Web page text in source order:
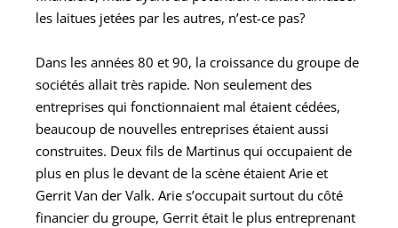
les laitues jetées par les autres, n’est-ce pas?
Dans les années 80 et 90, la croissance du groupe de
sociétés allait très rapide. Non seulement des
entreprises qui fonctionnaient mal étaient cédées,
beaucoup de nouvelles entreprises étaient aussi
construites. Deux fils de Martinus qui occupaient de
plus en plus le devant de la scène étaient Arie et
Gerrit Van der Valk. Arie s’occupait surtout du côté
financier du groupe, Gerrit était le plus entreprenant